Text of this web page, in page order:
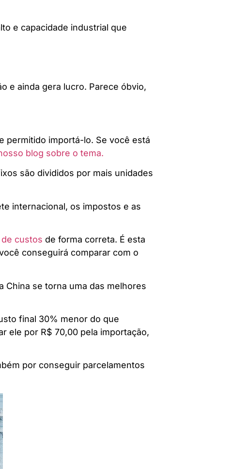
e capacidade industrial que
e ainda gera lucro. Parece óbvio,
permitido importá-lo. Se você está
blog sobre o tema.
são divididos por mais unidades
internacional, os impostos e as
custos de forma correta. É esta
conseguirá comparar com o
China se torna uma das melhores
final 30% menor do que
ele por R$ 70,00 pela importação,
por conseguir parcelamentos